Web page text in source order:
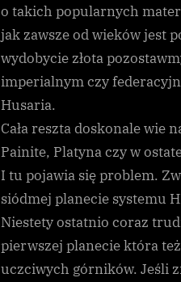
o takich popularnych
jak zawsze od wieków jest
wydobycie złota
imperialnym czy
Husaria.
Cała reszta doskonale wie
Painite, Platyna czy w
I tu pojawia się problem.
siódmej planecie systemu
Niestety ostatnio coraz
pierwszej planecie która
uczciwych górników. Jeśli